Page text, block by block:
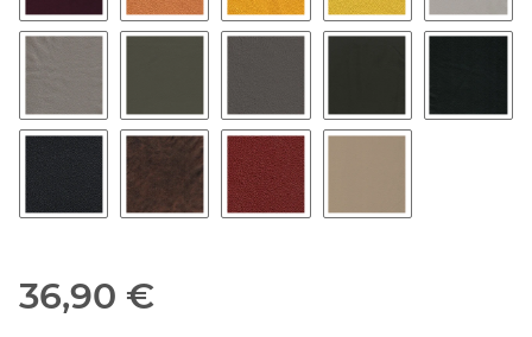
5000 - bordeaux6100 - aprikose6150 - papaya6200 - zitrone7000 -
7050 - stein 7080 - elefant7100 - grau 7130 - dunkelgrau
36,90 €